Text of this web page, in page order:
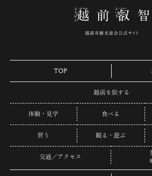
TOP
越前を旅する
体験・見学 食べる
買う 観る・遊ぶ
交通／アクセス